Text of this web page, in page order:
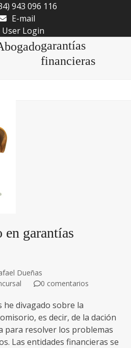
943 096 116
E-mail
User Login
garantías
financieras
en garantías
Dueñas
0 comentarios
divagado sobre la
es decir, de la dación
para resolver los problemas
Las entidades financieras se